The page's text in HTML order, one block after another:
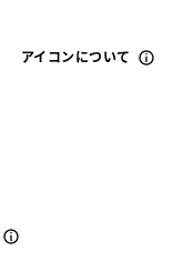
アイコンについて